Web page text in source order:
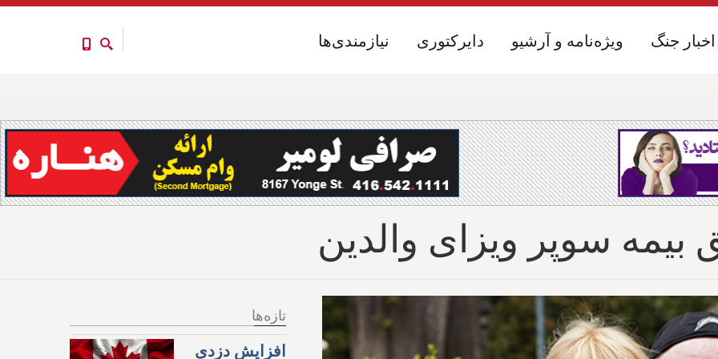
نیازمندی‌ها دایرکتوری ویژه‌نامه و آرشیو اخبار جنگ نیازمندی‌ها دایرکتوری ویژه‌نامه و آرشیو اخبار جنگ
سوپر ویزای والدین
تازه‌ها
افزایش دزدی